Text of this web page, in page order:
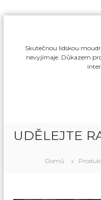
Skutečnou lidskou
nevyjímaje. Důkazem
UDĚLEJTE
Domů